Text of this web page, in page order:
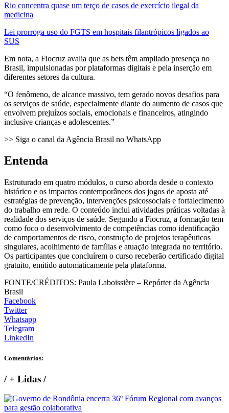
Rio concentra quase um terço de casos de exercício ilegal da
medicina
Lei prorroga uso do FGTS em hospitais filantrópicos ligados ao
SUS
Em nota, a Fiocruz avalia que as bets têm ampliado presença no
Brasil, impulsionadas por plataformas digitais e pela inserção em
diferentes setores da cultura.
“O fenômeno, de alcance massivo, tem gerado novos desafios para
os serviços de saúde, especialmente diante do aumento de casos que
envolvem prejuízos sociais, emocionais e financeiros, atingindo
inclusive crianças e adolescentes.”
>> Siga o canal da Agência Brasil no WhatsApp
Entenda
Estruturado em quatro módulos, o curso aborda desde o contexto
histórico e os impactos contemporâneos dos jogos de aposta até
estratégias de prevenção, intervenções psicossociais e fortalecimento
do trabalho em rede. O conteúdo inclui atividades práticas voltadas à
realidade dos serviços de saúde. Segundo a Fiocruz, a formação tem
como foco o desenvolvimento de competências como identificação
de comportamentos de risco, construção de projetos terapêuticos
singulares, acolhimento de famílias e atuação integrada no território.
Os participantes que concluírem o curso receberão certificado digital
gratuito, emitido automaticamente pela plataforma.
FONTE/CRÉDITOS: Paula Laboissière – Repórter da Agência
Brasil
Facebook
Twitter
Whatsapp
Telegram
LinkedIn
Comentários:
/+ Lidas /